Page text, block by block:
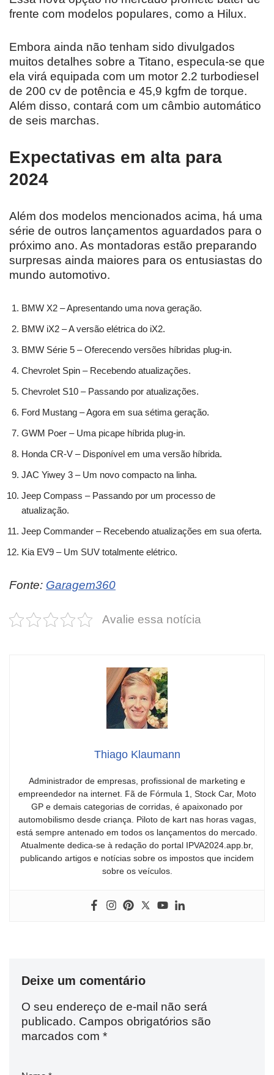
frente com modelos populares, como a Hilux.
Embora ainda não tenham sido divulgados
muitos detalhes sobre a Titano, especula-se que
ela virá equipada com um motor 2.2 turbodiesel
de 200 cv de potência e 45,9 kgfm de torque.
Além disso, contará com um câmbio automático
de seis marchas.
Expectativas em alta para
2024
Além dos modelos mencionados acima, há uma
série de outros lançamentos aguardados para o
próximo ano. As montadoras estão preparando
surpresas ainda maiores para os entusiastas do
mundo automotivo.
BMW X2 – Apresentando uma nova geração.
BMW iX2 – A versão elétrica do iX2.
BMW Série 5 – Oferecendo versões híbridas plug-in.
Chevrolet Spin – Recebendo atualizações.
Chevrolet S10 – Passando por atualizações.
Ford Mustang – Agora em sua sétima geração.
GWM Poer – Uma picape híbrida plug-in.
Honda CR-V – Disponível em uma versão híbrida.
JAC Yiwey 3 – Um novo compacto na linha.
Jeep Compass – Passando por um processo de
atualização.
Jeep Commander – Recebendo atualizações em sua oferta.
Kia EV9 – Um SUV totalmente elétrico.
Fonte: Garagem360
Avalie essa notícia
Thiago Klaumann
Administrador de empresas, profissional de marketing e
empreendedor na internet. Fã de Fórmula 1, Stock Car, Moto
GP e demais categorias de corridas, é apaixonado por
automobilismo desde criança. Piloto de kart nas horas vagas,
está sempre antenado em todos os lançamentos do mercado.
Atualmente dedica-se à redação do portal IPVA2024.app.br,
publicando artigos e notícias sobre os impostos que incidem
sobre os veículos.
Deixe um comentário
O seu endereço de e-mail não será
publicado. Campos obrigatórios são
marcados com *